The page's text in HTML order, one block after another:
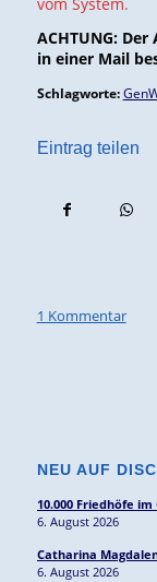
vom System.
ACHTUNG:
in einer Mail
Schlagworte:
Eintrag teilen
1 Kommentar
NEU AUF
10.000 Friedhöfe
6. August 2026
Catharina
6. August 2026